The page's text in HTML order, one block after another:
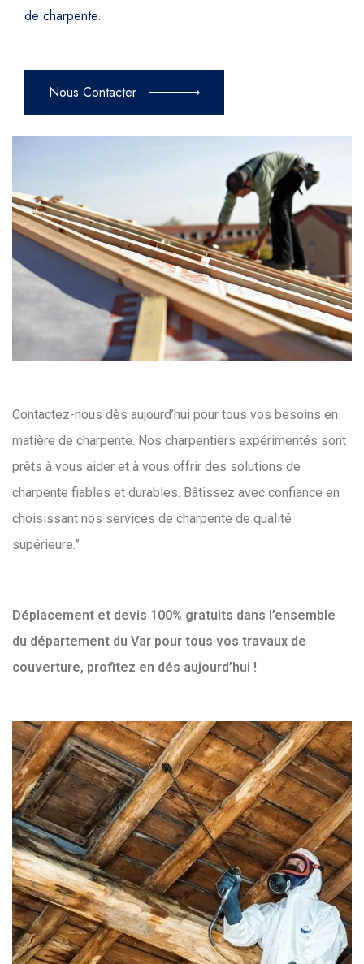
de charpente.
Nous Contacter
Contactez-nous dès aujourd’hui pour tous vos besoins en
matière de charpente. Nos charpentiers expérimentés sont
prêts à vous aider et à vous offrir des solutions de
charpente fiables et durables. Bâtissez avec confiance en
choisissant nos services de charpente de qualité
supérieure.”
Déplacement et devis 100% gratuits dans l’ensemble
du département du Var pour tous vos travaux de
couverture, profitez en dés aujourd’hui !